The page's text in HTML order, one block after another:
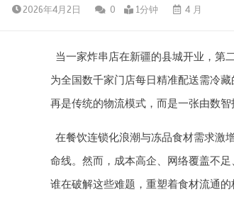
2026年4月2日 0 1分钟 4 月
当一家炸串店在新疆的县城开业，第
为全国数千家门店每日精准配送需冷
再是传统的物流模式，而是一张由数智
在餐饮连锁化浪潮与冻品食材需求激
命线。然而，成本高企、网络覆盖不
谁在破解这些难题，重塑着食材流通